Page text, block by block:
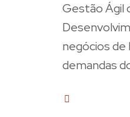
Gestão Ágil
negócios de
demandas